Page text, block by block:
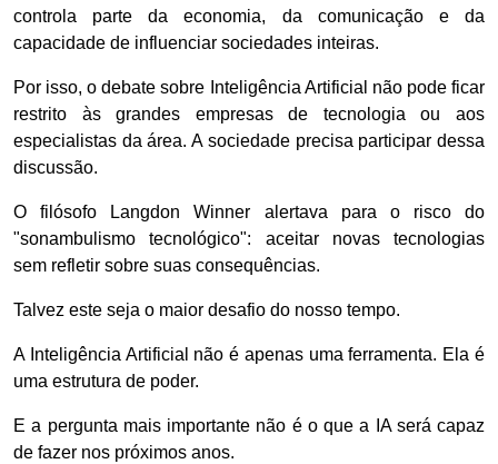
controla parte da economia, da comunicação e da
capacidade de influenciar sociedades inteiras.
Por isso, o debate sobre Inteligência Artificial não pode ficar
restrito às grandes empresas de tecnologia ou aos
especialistas da área. A sociedade precisa participar dessa
discussão.
O filósofo Langdon Winner alertava para o risco do
"sonambulismo tecnológico": aceitar novas tecnologias
sem refletir sobre suas consequências.
Talvez este seja o maior desafio do nosso tempo.
A Inteligência Artificial não é apenas uma ferramenta. Ela é
uma estrutura de poder.
E a pergunta mais importante não é o que a IA será capaz
de fazer nos próximos anos.